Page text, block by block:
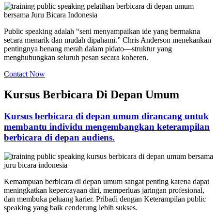
Public speaking adalah “seni menyampaikan ide yang bermakna
secara menarik dan mudah dipahami.” Chris Anderson menekankan
pentingnya benang merah dalam pidato—struktur yang
menghubungkan seluruh pesan secara koheren.
Contact Now
Kursus Berbicara Di Depan Umum
Kursus berbicara di depan umum dirancang untuk
membantu individu mengembangkan keterampilan
berbicara di depan audiens.
Kemampuan berbicara di depan umum sangat penting karena dapat
meningkatkan kepercayaan diri, memperluas jaringan profesional,
dan membuka peluang karier. Pribadi dengan Keterampilan public
speaking yang baik cenderung lebih sukses.